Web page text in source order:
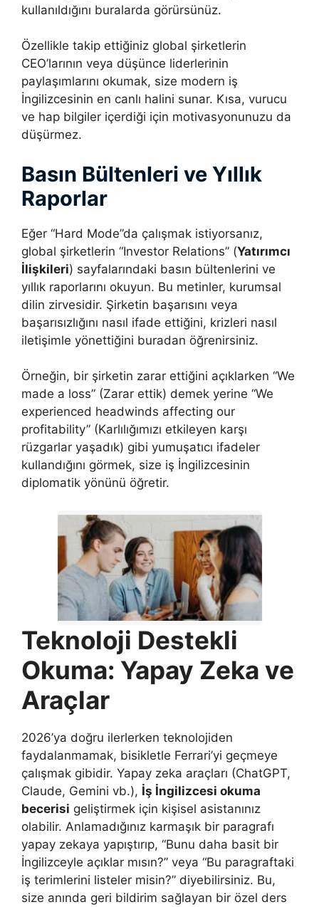
kullanıldığını buralarda görürsünüz.
Özellikle takip ettiğiniz global şirketlerin
CEO’larının veya düşünce liderlerinin
paylaşımlarını okumak, size modern iş
İngilizcesinin en canlı halini sunar. Kısa, vurucu
ve hap bilgiler içerdiği için motivasyonunuzu da
düşürmez.
Basın Bültenleri ve Yıllık
Raporlar
Eğer “Hard Mode”da çalışmak istiyorsanız,
global şirketlerin “Investor Relations” (Yatırımcı
İlişkileri) sayfalarındaki basın bültenlerini ve
yıllık raporlarını okuyun. Bu metinler, kurumsal
dilin zirvesidir. Şirketin başarısını veya
başarısızlığını nasıl ifade ettiğini, krizleri nasıl
iletişimle yönettiğini buradan öğrenirsiniz.
Örneğin, bir şirketin zarar ettiğini açıklarken “We
made a loss” (Zarar ettik) demek yerine “We
experienced headwinds affecting our
profitability” (Karlılığımızı etkileyen karşı
rüzgarlar yaşadık) gibi yumuşatıcı ifadeler
kullandığını görmek, size iş İngilizcesinin
diplomatik yönünü öğretir.
Teknoloji Destekli
Okuma: Yapay Zeka ve
Araçlar
2026’ya doğru ilerlerken teknolojiden
faydalanmamak, bisikletle Ferrari’yi geçmeye
çalışmak gibidir. Yapay zeka araçları (ChatGPT,
Claude, Gemini vb.), İş İngilizcesi okuma
becerisi geliştirmek için kişisel asistanınız
olabilir. Anlamadığınız karmaşık bir paragrafı
yapay zekaya yapıştırıp, “Bunu daha basit bir
İngilizceyle açıklar mısın?” veya “Bu paragraftaki
iş terimlerini listeler misin?” diyebilirsiniz. Bu,
size anında geri bildirim sağlayan bir özel ders